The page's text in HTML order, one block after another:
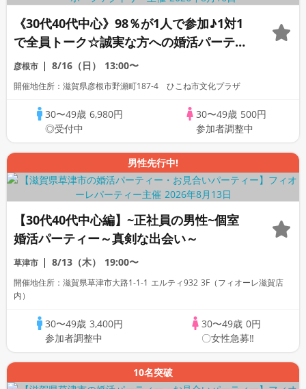
《30代40代中心》98％が1人で参加♪1対1
で全員トーク☆誠実な方への婚活パーティ
ー
彦根市 8/16（日） 13:00〜
開催地住所：滋賀県彦根市野瀬町187-4 ひこね市文化プラザ
30〜49歳 6,980円
◎受付中
30〜49歳 500円
参加者調整中
男性先行中!
【30代40代中心編】~正社員の男性~個室
婚活パーティー～真剣な出会い～
草津市 8/13（木） 19:00〜
開催地住所：滋賀県草津市大路1-1-1 エルティ932 3F（フィオーレ滋賀店
内）
30〜49歳 3,400円
参加者調整中
30〜49歳 0円
〇女性急募‼
10名突破